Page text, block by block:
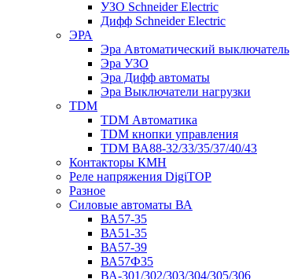
УЗО Schneider Electric
Дифф Schneider Electric
ЭРА
Эра Автоматический выключатель
Эра УЗО
Эра Дифф автоматы
Эра Выключатели нагрузки
TDM
TDM Автоматика
TDM кнопки управления
TDM ВА88-32/33/35/37/40/43
Контакторы КМН
Реле напряжения DigiTOP
Разное
Силовые автоматы ВА
ВА57-35
ВА51-35
ВА57-39
ВА57Ф35
ВА-301/302/303/304/305/306